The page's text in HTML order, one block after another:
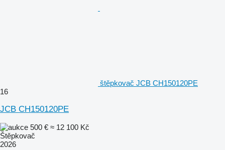
štěpkovač JCB CH150120PE
16
JCB CH150120PE
500 € ≈ 12 100 Kč
Štěpkovač
2026